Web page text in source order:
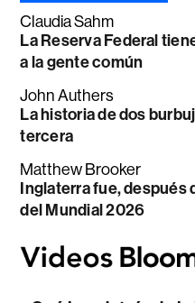
Claudia Sahm
La Reserva Federal
a la gente común
John Authers
La historia de dos
tercera
Matthew Brooker
Inglaterra fue, después
del Mundial 2026